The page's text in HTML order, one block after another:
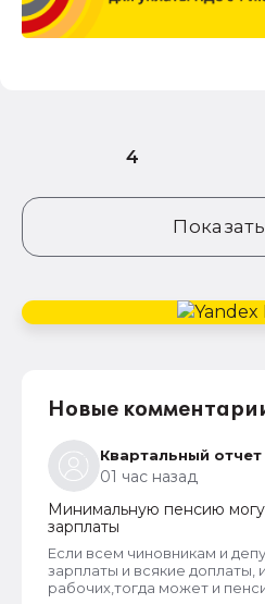
4
Новые
Квартальный отчет
01 час назад
Минимальную пенсию
зарплаты
Если всем чиновникам и
зарплаты и всякие доплаты,
рабочих,тогда может и